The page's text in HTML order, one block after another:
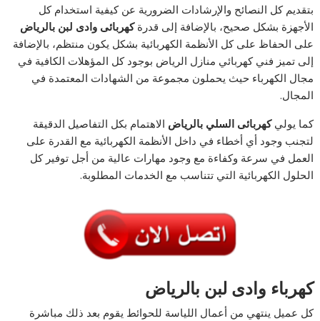
بتقديم كل النصائح والإرشادات الضرورية عن كيفية استخدام كل
الأجهزة بشكل صحيح، بالإضافة إلى قدرة كهربائى وادى لبن بالرياض
على الحفاظ على كل الأنظمة الكهربائية بشكل يكون منتظم، بالإضافة
إلى تميز فني كهربائي منازل الرياض بوجود كل المؤهلات الكافية في
مجال الكهرباء حيث يحملون مجموعة من الشهادات المعتمدة في
المجال.
كما يوليكهربائى السلي بالرياض الاهتمام بكل التفاصيل الدقيقة
لتجنب وجود أي أخطاء في داخل الأنظمة الكهربائية مع القدرة على
العمل في سرعة وكفاءة مع وجود مهارات عالية من أجل توفير كل
الحلول الكهربائية التي تتناسب مع الخدمات المطلوبة.
كهرباء وادى لبن بالرياض
كل عميل ينتهي من أعمال اللياسة للحوائط يقوم بعد ذلك مباشرة